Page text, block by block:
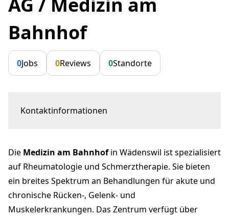
Bahnhof
0Jobs 0Reviews 0Standorte
Kontaktinformationen
Dr. med. Andreas Wüest
andreas.wueest@hin.ch
+41 79 309 23 69
rheumazuerichsee.com
Die Medizin am Bahnhofin Wädenswil ist spezialisiert
auf Rheumatologie und Schmerztherapie. Sie bieten
ein breites Spektrum an Behandlungen für akute und
chronische Rücken-, Gelenk- und
Muskelerkrankungen. Das Zentrum verfügt über